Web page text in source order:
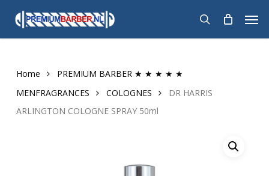
main
search
Home
PREMIUM BARBER ★ ★ ★ ★ ★
MENFRAGRANCES
COLOGNES
DR HARRIS
ARLINGTON COLOGNE SPRAY 50ml